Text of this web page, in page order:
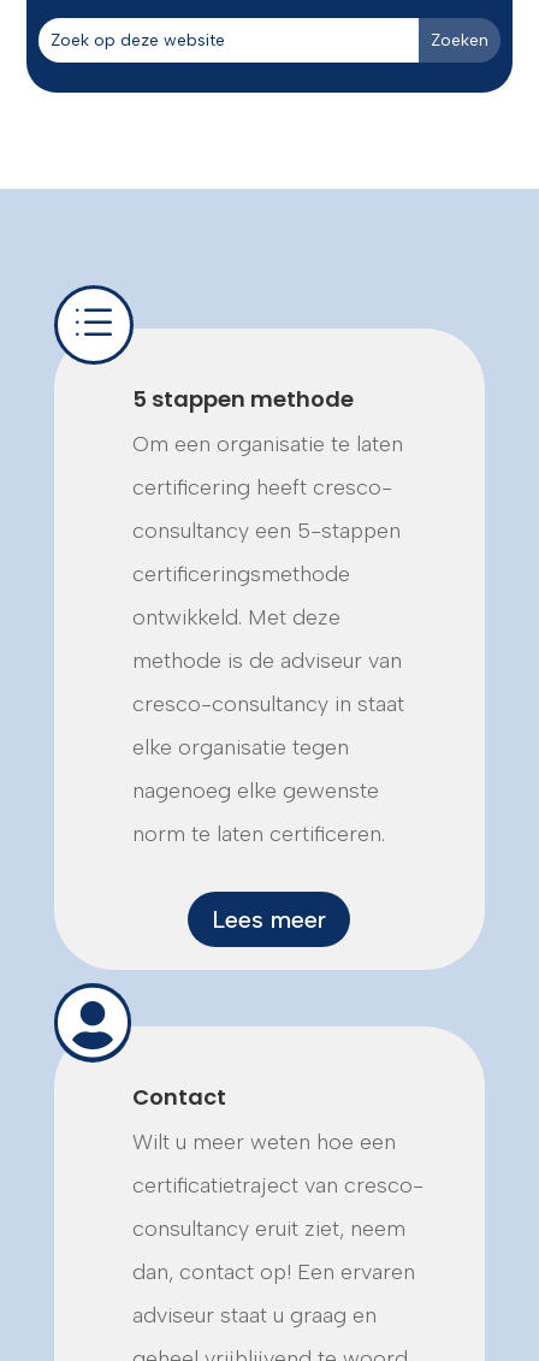
d
5 stappen methode
Om een organisatie te laten
certificering heeft cresco-
consultancy een 5-stappen
certificeringsmethode
ontwikkeld. Met deze
methode is de adviseur van
cresco-consultancy in staat
elke organisatie tegen
nagenoeg elke gewenste
norm te laten certificeren.
Lees meer

Contact
Wilt u meer weten hoe een
certificatietraject van cresco-
consultancy eruit ziet, neem
dan, contact op! Een ervaren
adviseur staat u graag en